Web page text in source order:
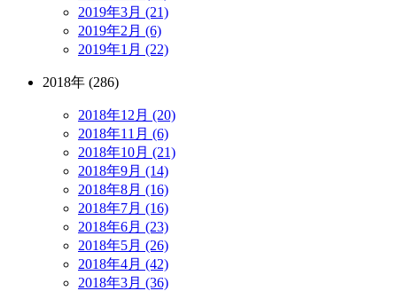
2019年3月 (21)
2019年2月 (6)
2019年1月 (22)
2018年 (286)
2018年12月 (20)
2018年11月 (6)
2018年10月 (21)
2018年9月 (14)
2018年8月 (16)
2018年7月 (16)
2018年6月 (23)
2018年5月 (26)
2018年4月 (42)
2018年3月 (36)